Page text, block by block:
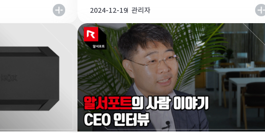
2024-12-19 관리자